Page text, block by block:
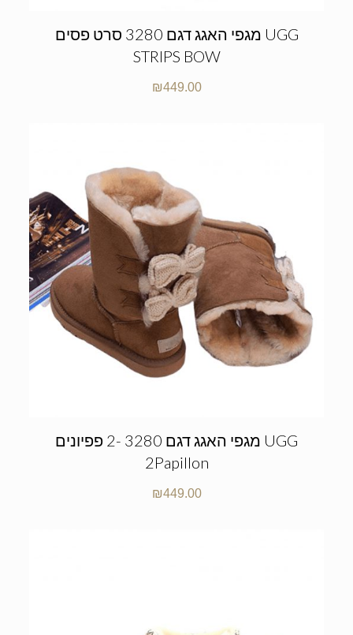
מגפי האגג דגם 3280 סרט פסים UGG
STRIPS BOW
₪449.00
מגפי האגג דגם 3280 -2 פפיונים UGG
2Papillon
₪449.00